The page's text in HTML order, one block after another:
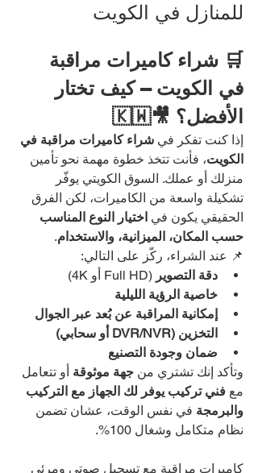
للمنازل في الكويت
🛒 شراء كاميرات مراقبة
في الكويت – كيف تختار
الأفضل؟ 🎥🇰🇼
إذا كنت تفكر في شراء كاميرات مراقبة في
الكويت، فأنت تتخذ خطوة مهمة نحو تأمين
منزلك أو عملك. السوق الكويتي يوفّر
تشكيلة واسعة من الكاميرات، لكن الفرق
الحقيقي يكون في اختيار النوع المناسب
حسب المكان، الميزانية، والاستخدام.
📌 عند الشراء، ركّز على التالي:
دقة التصوير (Full HD أو 4K)
خاصية الرؤية الليلية
إمكانية المراقبة عن بُعد عبر الجوال
التخزين (DVR/NVR أو سحابي)
ضمان وجودة التصنيع
وتأكد إنك تشتري من جهة موثوقة أو تتعامل
مع فني تركيب يوفر لك الجهاز مع التركيب
والبرمجة في نفس الوقت، عشان تضمن
نظام متكامل وشغال 100%.
كاميرات مراقبة مع تسجيل صوتي ومرئي